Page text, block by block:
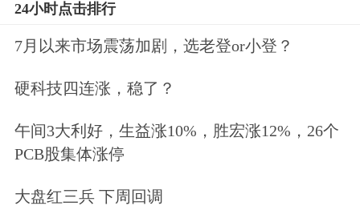
不过，作为新兴技术，
透率和量产良率风险仍处于较高水平，
据悉距离量产至少还需要3至4个季度
另外还有厂商指出，散热厂、封装厂与
组装厂的协作模式仍在验证，该技术导
入时间仍需要取决于客户需求，且并非
24小时点击排行
7月以来市场震荡加剧，选老登or小登？
硬科技四连涨，稳了？
午间3大利好，生益涨10%，胜宏涨12%，26个
PCB股集体涨停
大盘红三兵 下周回调